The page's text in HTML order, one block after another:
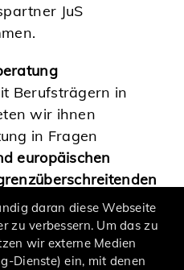
JuS
Berufsträgern in
wir ihnen
in Fragen
europäischen
.
daran diese Webseite
zu verbessern. Um das zu
wir externe Medien
Dienste) ein, mit denen